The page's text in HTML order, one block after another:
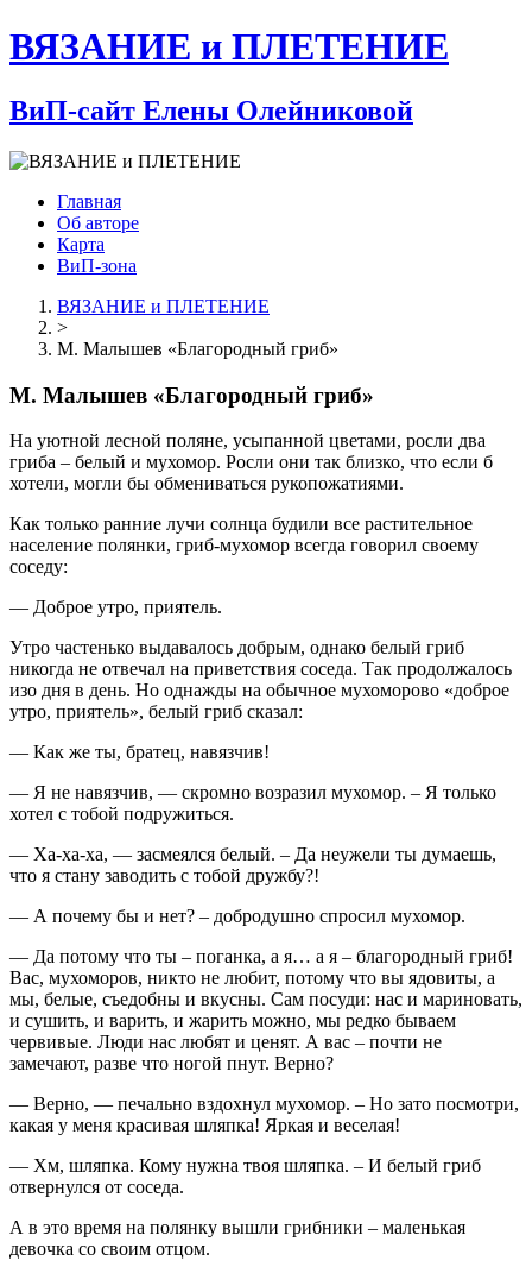
ВЯЗАНИЕ и ПЛЕТЕНИЕ
ВиП-сайт Елены Олейниковой
Главная
Об авторе
Карта
ВиП-зона
ВЯЗАНИЕ и ПЛЕТЕНИЕ
>
М. Малышев «Благородный гриб»
М. Малышев «Благородный гриб»
На уютной лесной поляне, усыпанной цветами, росли два
гриба – белый и мухомор. Росли они так близко, что если б
хотели, могли бы обмениваться рукопожатиями.
Как только ранние лучи солнца будили все растительное
население полянки, гриб-мухомор всегда говорил своему
соседу:
— Доброе утро, приятель.
Утро частенько выдавалось добрым, однако белый гриб
никогда не отвечал на приветствия соседа. Так продолжалось
изо дня в день. Но однажды на обычное мухоморово «доброе
утро, приятель», белый гриб сказал:
— Как же ты, братец, навязчив!
— Я не навязчив, — скромно возразил мухомор. – Я только
хотел с тобой подружиться.
— Ха-ха-ха, — засмеялся белый. – Да неужели ты думаешь,
что я стану заводить с тобой дружбу?!
— А почему бы и нет? – добродушно спросил мухомор.
— Да потому что ты – поганка, а я… а я – благородный гриб!
Вас, мухоморов, никто не любит, потому что вы ядовиты, а
мы, белые, съедобны и вкусны. Сам посуди: нас и мариновать,
и сушить, и варить, и жарить можно, мы редко бываем
червивые. Люди нас любят и ценят. А вас – почти не
замечают, разве что ногой пнут. Верно?
— Верно, — печально вздохнул мухомор. – Но зато посмотри,
какая у меня красивая шляпка! Яркая и веселая!
— Хм, шляпка. Кому нужна твоя шляпка. – И белый гриб
отвернулся от соседа.
А в это время на полянку вышли грибники – маленькая
девочка со своим отцом.